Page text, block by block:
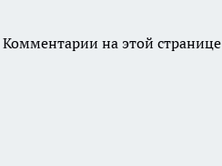
Комментарии на этой